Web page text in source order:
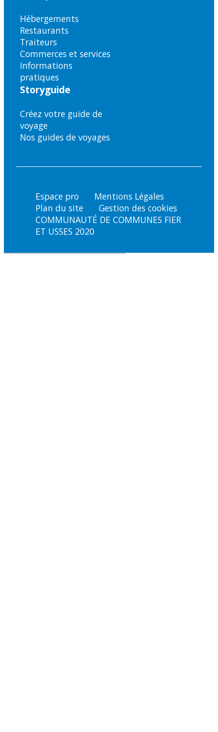
Hébergements
Restaurants
Traiteurs
Commerces et services
Informations
pratiques
Storyguide
Créez votre guide de
voyage
Nos guides de voyages
Espace pro
Mentions Légales
Plan du site
Gestion des cookies